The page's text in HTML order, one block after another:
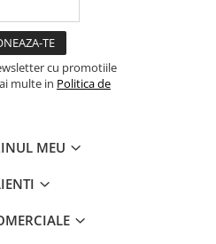
cu promotiile
multe in Politica de
MEU